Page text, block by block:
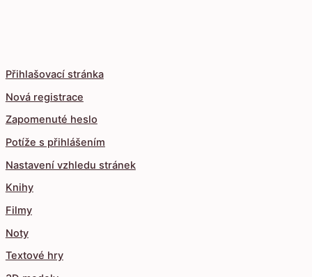
Přihlašovací stránka
Nová registrace
Zapomenuté heslo
Potíže s přihlášením
Nastavení vzhledu stránek
Knihy
Filmy
Noty
Textové hry